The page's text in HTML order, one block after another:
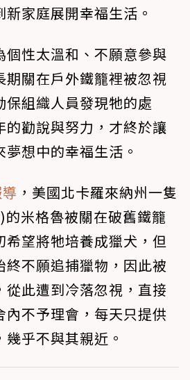
家庭展開幸福生活。
個性太溫和、不願意參與
期關在戶外鐵籠裡被忽視
保組織人員發現牠的處
的勸說與努力，才終於讓
想中的幸福生活。
，美國北卡羅來納州一隻
米格魯被關在破舊鐵籠
希望將牠培養成獵犬，但
終不願追捕獵物，因此被
從此遭到冷落忽視，直接
內不予理會，每天只提供
乎不與其親近。